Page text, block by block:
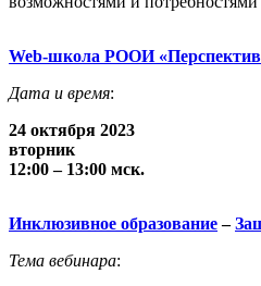
Web-школа РООИ
Дата и время:
24 октября 2023
вторник
12:00 – 13:00 мск.
Инклюзивное образование –
Тема вебинара: